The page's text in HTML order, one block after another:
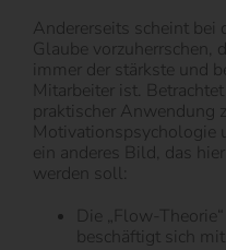
Andererseits scheint bei
Glaube vorzuherrschen,
immer der stärkste und
Mitarbeiter ist.
praktischer Anwendung
Motivationspsychologie
ein anderes Bild, das
werden soll:
Die „Flow-
beschäftigt sich